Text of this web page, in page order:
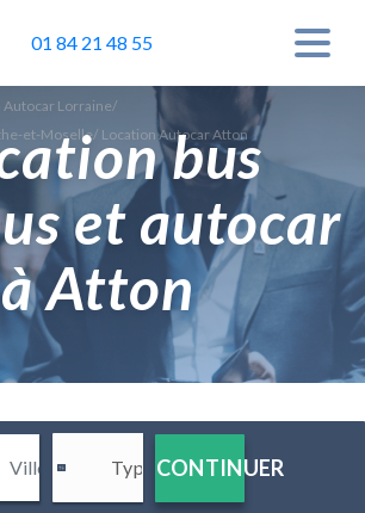
01 84 21 48 55
Autocar Lorraine/
et-Moselle/ Location Autocar Atton
bus
et autocar
à Atton
CONTINUER